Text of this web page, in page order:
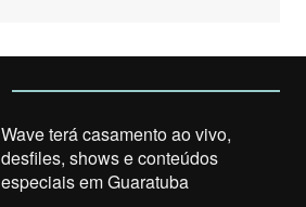
Wave terá casamento ao vivo,
desfiles, shows e conteúdos
especiais em Guaratuba